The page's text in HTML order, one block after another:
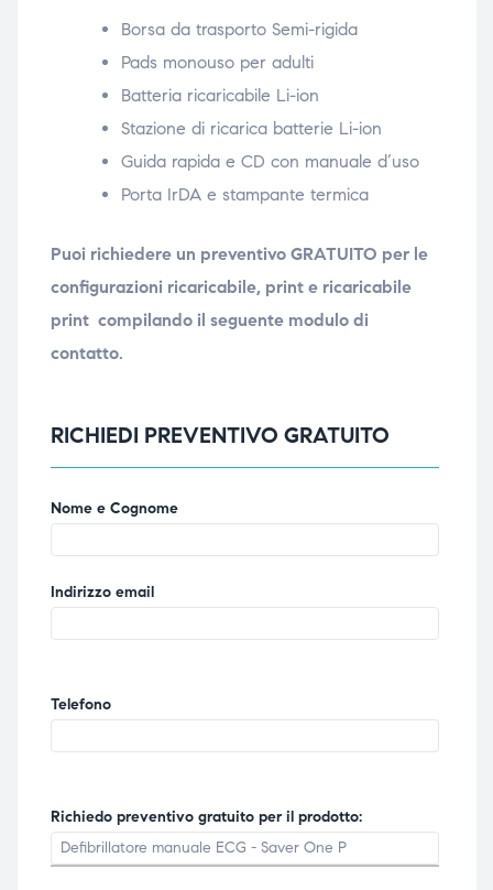
Borsa da trasporto Semi-rigida
Pads monouso per adulti
Batteria ricaricabile Li-ion
Stazione di ricarica batterie Li-ion
Guida rapida e CD con manuale d‘uso
Porta IrDA e stampante termica
Puoi richiedere un preventivo GRATUITO per le
configurazioni ricaricabile, print e ricaricabile
print compilando il seguente modulo di
contatto.
RICHIEDI PREVENTIVO GRATUITO
Nome e Cognome
Indirizzo email
Telefono
Richiedo preventivo gratuito per il prodotto: